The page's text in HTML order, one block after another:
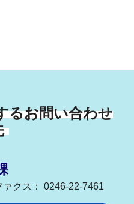
るお問い合わせ
ァクス： 0246-22-7461